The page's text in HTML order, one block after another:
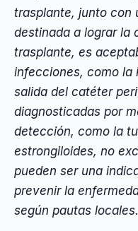
trasplante, junto con
destinada a lograr la
trasplante, es
infecciones, como la
salida del catéter
diagnosticadas por
detección, como la
estrongiloides, no
pueden ser una
prevenir la
según pautas locales.